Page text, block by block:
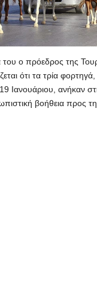
ο πρόεδρος της
ότι τα τρία
Ιανουάριου, ανήκαν
βοήθεια προς τη